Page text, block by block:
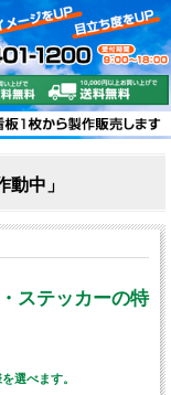
動中」
ステッカーの特
選べます。